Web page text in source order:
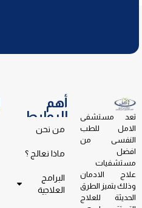
تعد مستشفى
الامل للطب
النفسى من
افضل
مستشفيات
علاج الادمان
وذلك بتميز الطرق
الحديثة للعلاج
أهم
الروابط
من نحن
ماذا نعالج ؟
البرامج
العلاجية